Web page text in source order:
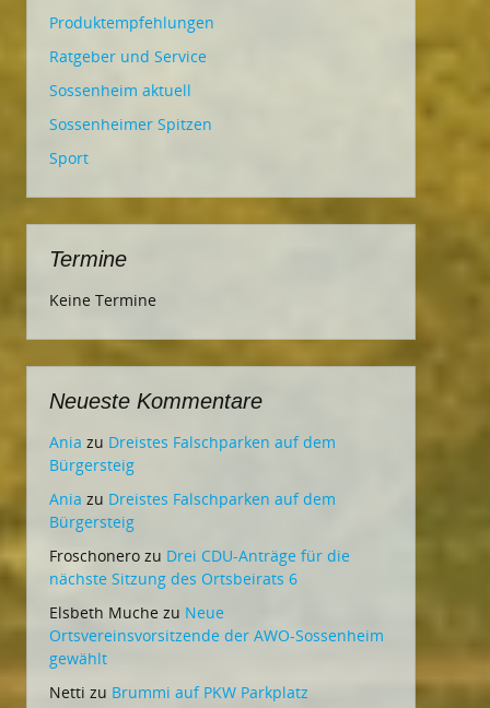
Produktempfehlungen
Ratgeber und Service
Sossenheim aktuell
Sossenheimer Spitzen
Sport
Termine
Keine Termine
Neueste Kommentare
Ania zu Dreistes Falschparken auf dem
Bürgersteig
Ania zu Dreistes Falschparken auf dem
Bürgersteig
Froschonero zu Drei CDU-Anträge für die
nächste Sitzung des Ortsbeirats 6
Elsbeth Muche zu Neue
Ortsvereinsvorsitzende der AWO-Sossenheim
gewählt
Netti zu Brummi auf PKW Parkplatz